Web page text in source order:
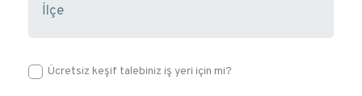
Ücretsiz keşif talebiniz iş yeri için mi?